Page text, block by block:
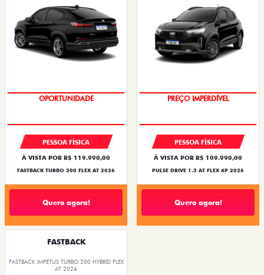
OPORTUNIDADE
PESSOA FÍSICA
À VISTA POR R$ 119.990,00
FASTBACK TURBO 200 FLEX AT 2026
Quero agora!
O SUV AUTOMÁTICO MAIS
BARATO DO BRASIL
PESSOA FÍSICA
À VISTA POR R$ 109.990,00
PULSE DRIVE 1.3 AT FLEX 4P 2026
Quero agora!
FASTBACK
FASTBACK IMPETUS TURBO 200 HYBRID FLEX
AT 2026